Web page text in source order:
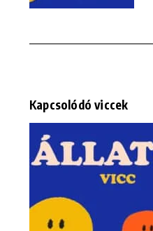
Kapcsolódó viccek